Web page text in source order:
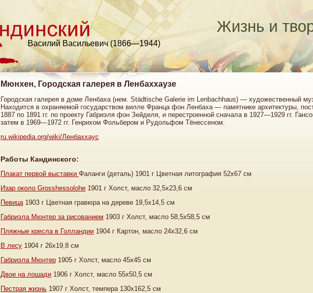
Василий Васильевич (1866—1944)
Жизнь и
Мюнхен, Городская галерея в Ленбаххаузе
Городская галерея в доме Ленбаха (нем. Städtische Galerie im Lenbachhaus) — художественный
Находится в охраняемой государством вилле Франца фон Ленбаха — памятнике архитектуры,
1887 по 1891 гг. по проекту Габриэля фон Зейделя, и перестроенной сначала в 1927—1929 гг.
затем в 1969—1972 гг. Генрихом Фольбером и Рудольфом Тёнессеном.
ru.wikipedia.org/wiki/Ленбаххаус
Работы Кандинского:
Плакат первой выставки Фаланги (деталь) 1901 г Цветная литография 52х67 см
Изар около Grosshessolohe 1901 г Холст, масло 32,5х23,6 см
Певица1903 г Цветная гравюра на дереве 19,5х14,5 см
Габриэла Мюнтер за рисованием 1903 г Холст, масло 58,5х58,5 см
Пляжные кресла в Голландии 1904 г Картон, масло 24х32,6 см
В лесу 1904 г 26х19,8 см
Габриэла Мюнтер 1905 г Холст, масло 45х45 см
Двое на лошади 1906 г Холст, масло 55х50,5 см
Пестрая жизнь 1907 г Холст, темпера 130х162,5 см